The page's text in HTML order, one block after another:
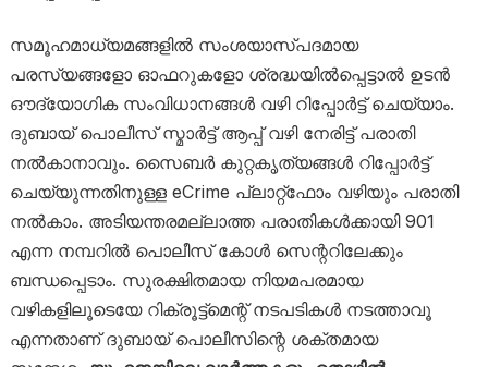
സമൂഹമാധ്യമങ്ങളിൽ സംശയാസ്പദമായ
പരസ്യങ്ങളോ ഓഫറുകളോ ശ്രദ്ധയിൽപ്പെട്ടാൽ ഉടൻ
ഔദ്യോഗിക സംവിധാനങ്ങൾ വഴി റിപ്പോർട്ട് ചെയ്യാം.
ദുബായ് പൊലീസ് സ്മാർട്ട് ആപ്പ് വഴി നേരിട്ട് പരാതി
നൽകാനാവും. സൈബർ കുറ്റകൃത്യങ്ങൾ റിപ്പോർട്ട്
ചെയ്യുന്നതിനുള്ള eCrime പ്ലാറ്റ്‌ഫോം വഴിയും പരാതി
നൽകാം. അടിയന്തരമല്ലാത്ത പരാതികൾക്കായി 901
എന്ന നമ്പറിൽ പൊലീസ് കോൾ സെന്ററിലേക്കും
ബന്ധപ്പെടാം. സുരക്ഷിതമായ നിയമപരമായ
വഴികളിലൂടെയേ റിക്രൂട്ട്‌മെന്റ് നടപടികൾ നടത്താവൂ
എന്നതാണ് ദുബായ് പൊലീസിന്റെ ശക്തമായ